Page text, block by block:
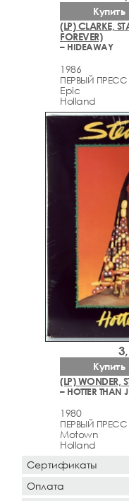
(LP) CLARKE,
FOREVER)
– HIDEAWAY
1986
ПЕРВЫЙ ПРЕСС
Epic
Holland
Купить
(LP) WONDER,
– HOTTER THAN
1980
ПЕРВЫЙ ПРЕСС
Motown
Holland
Купить
Сертификаты
Оплата